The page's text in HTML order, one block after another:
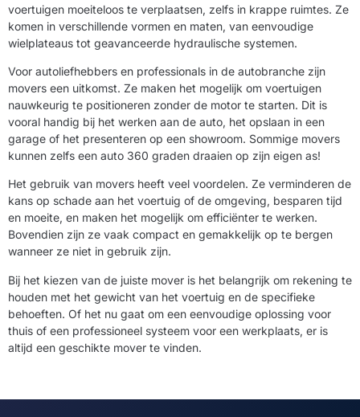
voertuigen moeiteloos te verplaatsen, zelfs in krappe ruimtes. Ze
komen in verschillende vormen en maten, van eenvoudige
wielplateaus tot geavanceerde hydraulische systemen.
Voor autoliefhebbers en professionals in de autobranche zijn
movers een uitkomst. Ze maken het mogelijk om voertuigen
nauwkeurig te positioneren zonder de motor te starten. Dit is
vooral handig bij het werken aan de auto, het opslaan in een
garage of het presenteren op een showroom. Sommige movers
kunnen zelfs een auto 360 graden draaien op zijn eigen as!
Het gebruik van movers heeft veel voordelen. Ze verminderen de
kans op schade aan het voertuig of de omgeving, besparen tijd
en moeite, en maken het mogelijk om efficiënter te werken.
Bovendien zijn ze vaak compact en gemakkelijk op te bergen
wanneer ze niet in gebruik zijn.
Bij het kiezen van de juiste mover is het belangrijk om rekening te
houden met het gewicht van het voertuig en de specifieke
behoeften. Of het nu gaat om een eenvoudige oplossing voor
thuis of een professioneel systeem voor een werkplaats, er is
altijd een geschikte mover te vinden.